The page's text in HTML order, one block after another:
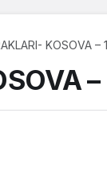
KOSOVA – 1
–